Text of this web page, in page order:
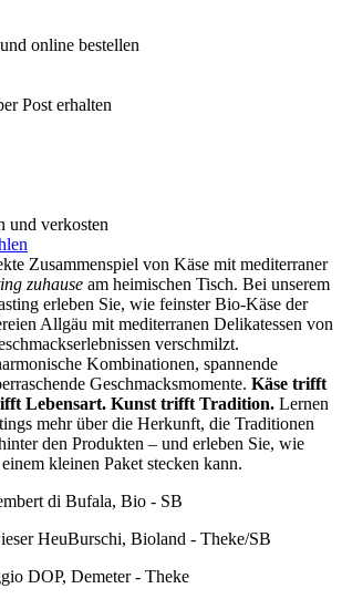
online bestellen
Post erhalten
und verkosten
Zusammenspiel von Käse mit mediterraner
zuhause am heimischen Tisch. Bei unserem
erleben Sie, wie feinster Bio-Käse der
Allgäu mit mediterranen Delikatessen von
verschmilzt.
Kombinationen, spannende
Geschmacksmomente. Käse trifft
Lebensart. Kunst trifft Tradition. Lernen
mehr über die Herkunft, die Traditionen
den Produkten – und erleben Sie, wie
kleinen Paket stecken kann.